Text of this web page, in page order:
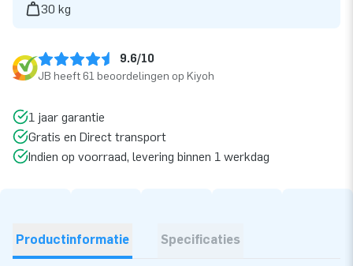
30 kg
9.6/10
JB heeft 61 beoordelingen op Kiyoh
1 jaar garantie
Gratis en Direct transport
Indien op voorraad, levering binnen 1 werkdag
Productinformatie Specificaties